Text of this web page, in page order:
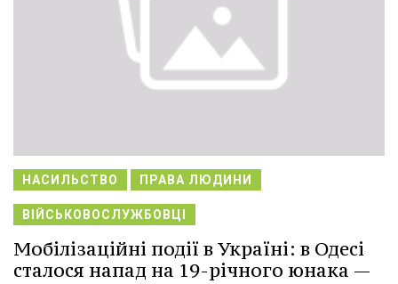
НАСИЛЬСТВО ПРАВА ЛЮДИНИ
ВІЙСЬКОВОСЛУЖБОВЦІ
Мобілізаційні події в Україні: в Одесі
сталося напад на 19-річного юнака —